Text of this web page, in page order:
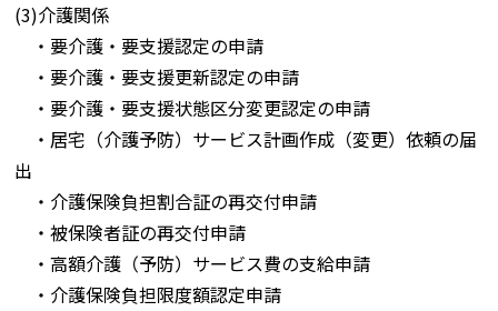
(3)介護関係
・要介護・要支援認定の申請
・要介護・要支援更新認定の申請
・要介護・要支援状態区分変更認定の申請
・居宅（介護予防）サービス計画作成（変更）依頼の届
出
・介護保険負担割合証の再交付申請
・被保険者証の再交付申請
・高額介護（予防）サービス費の支給申請
・介護保険負担限度額認定申請